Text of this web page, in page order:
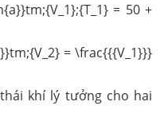
= 50 +
= \frac{{{V_1}}}
khí lý tưởng cho hai